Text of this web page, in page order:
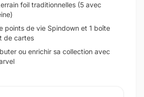
foil traditionnelles (5 avec
points de vie Spindown et 1 boîte
de cartes
ou enrichir sa collection avec